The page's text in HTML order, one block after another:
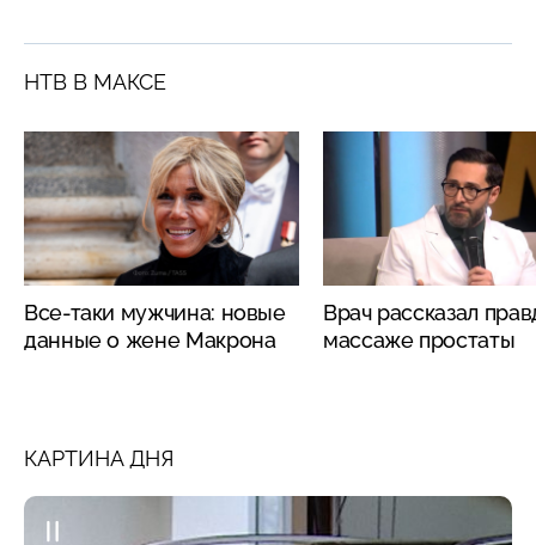
НТВ В МАКСЕ
Все-таки мужчина: новые
данные о жене Макрона
Врач рассказал
массаже простаты
КАРТИНА ДНЯ